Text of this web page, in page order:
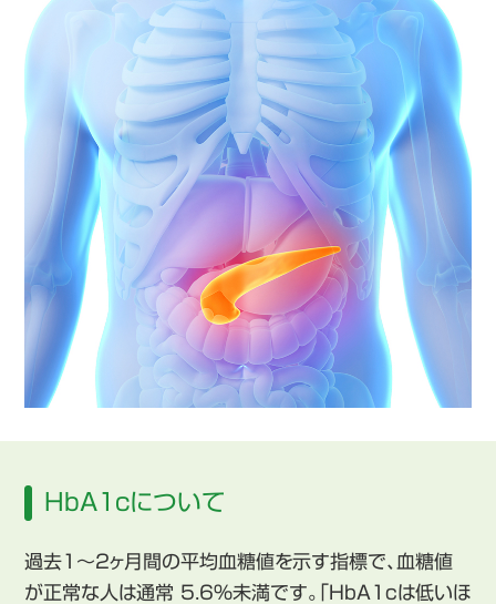
HbA1cについて
過去1〜2ヶ月間の平均血糖値を示す指標で、血糖値
が正常な人は通常 5.6%未満です。「HbA1cは低いほ